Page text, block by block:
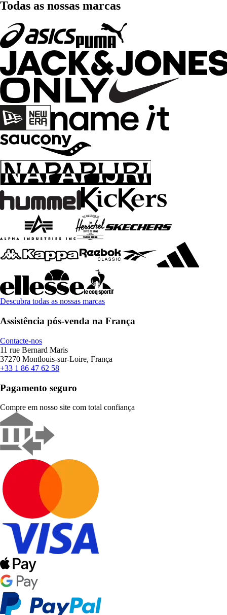
Todas as nossas marcas
Descubra todas as nossas marcas
Assistência pós-venda na França
Contacte-nos
11 rue Bernard Maris
37270 Montlouis-sur-Loire, França
+33 1 86 47 62 58
Pagamento seguro
Compre em nosso site com total confiança